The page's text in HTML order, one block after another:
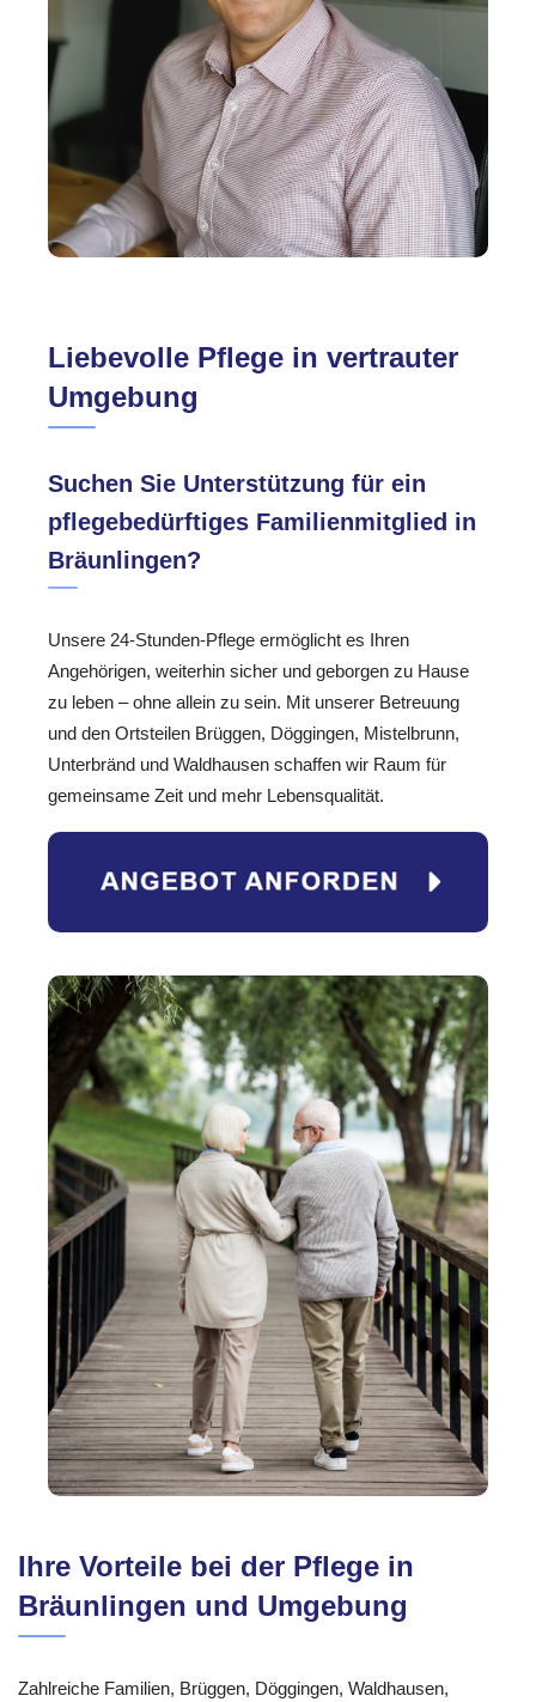
Liebevolle Pflege in vertrauter
Umgebung
Suchen Sie Unterstützung für ein
pflegebedürftiges Familienmitglied in
Bräunlingen?
Unsere 24-Stunden-Pflege ermöglicht es Ihren
Angehörigen, weiterhin sicher und geborgen zu Hause
zu leben – ohne allein zu sein. Mit unserer Betreuung
und den Ortsteilen Brüggen, Döggingen, Mistelbrunn,
Unterbränd und Waldhausen schaffen wir Raum für
gemeinsame Zeit und mehr Lebensqualität.
Ihre Vorteile bei der Pflege in
Bräunlingen und Umgebung
Zahlreiche Familien, Brüggen, Döggingen, Waldhausen,